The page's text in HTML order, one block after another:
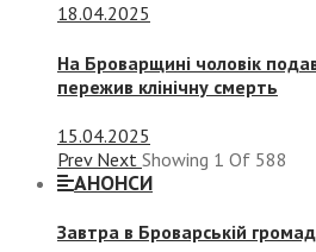
18.04.2025
На Броварщині чоловік
пережив клінічну смерть
15.04.2025
Prev Next Showing 1 Of 588
АНОНСИ
Завтра в Броварській